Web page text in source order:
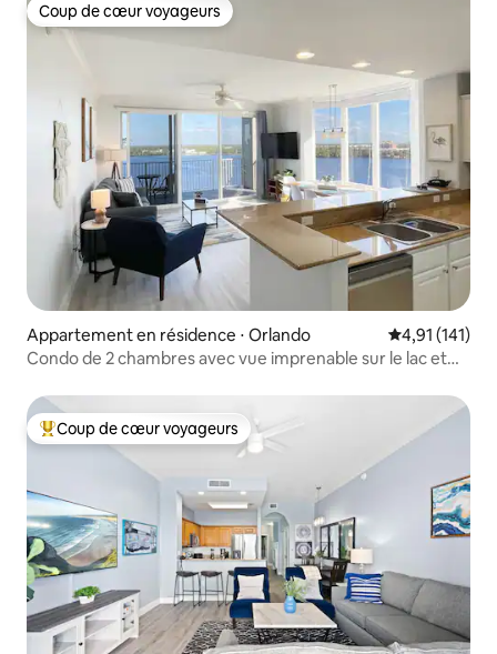
Coup de cœur voyageurs
Coup de cœur voyageurs
Appartement en résidence ⋅ Orlando Évaluation
4,91 (141)
Condo de 2 chambres avec vue imprenable sur le lac et
Coups de cœur voyageurs les plus appréciés
Coup de cœur voyageurs